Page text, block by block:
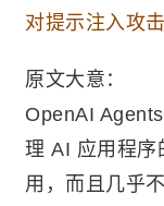
对提示注入攻击
原文大意：
OpenAI
理 AI 应用程序
用，而且几乎